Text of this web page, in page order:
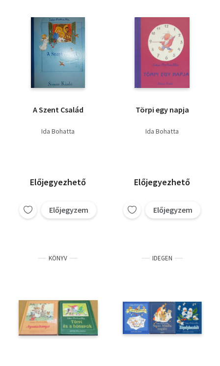
A Szent Család
Ida Bohatta
Előjegyezhető
Előjegyzem
Törpi egy napja
Ida Bohatta
Előjegyezhető
Előjegyzem
KÖNYV IDEGEN